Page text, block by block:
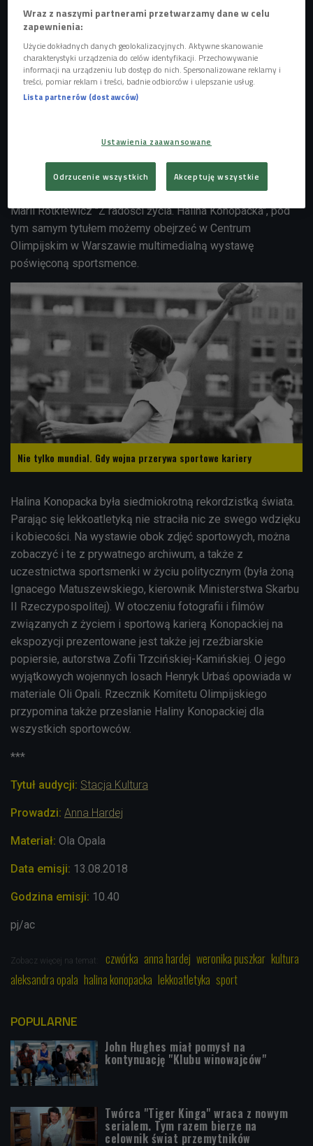
Lekkoatletka Halina Konopacka - Matuszewska w otoczeniu przedstawicieli
prasy i dyrekcji Polskiego Radia w 1928 roku
Foto: NAC/Ryś Jan/Koncern
Ilustrowany Kurier Codzienny - Archiwum Ilustracji/1-S-734
poetką, pisarką, malarką, potrafiła projektować modę - mówi
Urbaś. - To postać rzeczywiście nie z tej Ziemi - dodaje.
Z okazji tej wyjątkowej rocznicy została wydana książka
Marii Rotkiewicz"Z radości życia. Halina Konopacka", pod
tym samym tytułem możemy obejrzeć w Centrum
Olimpijskim w Warszawie multimedialną wystawę
poświęconą sportsmence.
Nie tylko mundial. Gdy wojna przerywa sportowe kariery
Halina Konopacka była siedmiokrotną rekordzistką świata.
Parając się lekkoatletyką nie straciła nic ze swego wdzięku
i kobiecości. Na wystawie obok zdjęć sportowych, można
zobaczyć i te z prywatnego archiwum, a także z
uczestnictwa sportsmenki w życiu politycznym (była żoną
Ignacego Matuszewskiego, kierownik Ministerstwa Skarbu
II Rzeczypospolitej). W otoczeniu fotografii i filmów
związanych z życiem i sportową karierą Konopackiej na
ekspozycji prezentowane jest także jej rzeźbiarskie
popiersie, autorstwa Zofii Trzcińskiej-Kamińskiej. O jego
wyjątkowych wojennych losach Henryk Urbaś opowiada w
materiale Oli Opali. Rzecznik Komitetu Olimpijskiego
przypomina także przesłanie Haliny Konopackiej dla
wszystkich sportowców.
***
Tytuł audycji: Stacja Kultura
Prowadzi: Anna Hardej
Materiał: Ola Opala
Data emisji: 13 .08. 2018
Godzina emisji: 10.40
pj/ac
Zobacz więcej na temat: czwórka anna hardej weronika puszkar kultura
aleksandra opala halina konopacka lekkoatletyka sport
POPULARNE
John Hughes miał pomysł na
kontynuację "Klubu winowajców"
Twórca "Tiger Kinga" wraca z nowym
serialem. Tym razem bierze na
celownik świat przemytników
Wraz z naszymi partnerami przetwarzamy dane w celu
zapewnienia:
Użycie dokładnych danych geolokalizacyjnych. Aktywne skanowanie
charakterystyki urządzenia do celów identyfikacji. Przechowywanie
informacji na urządzeniu lub dostęp do nich. Spersonalizowane reklamy i
treści, pomiar reklam i treści, badnie odbiorców i ulepszanie usług.
Lista partnerów (dostawców)
Ustawienia zaawansowane
Odrzucenie wszystkich Akceptuję wszystkie